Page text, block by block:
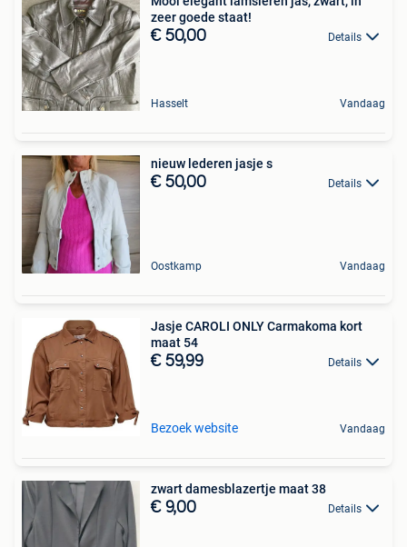
zeer goede staat!
€ 50,00 Details
Hasselt Vandaag
nieuw lederen jasje s
€ 50,00 Details
Oostkamp Vandaag
Jasje CAROLI ONLY Carmakoma kort
maat 54
€ 59,99 Details
Bezoek website Vandaag
zwart damesblazertje maat 38
€ 9,00 Details